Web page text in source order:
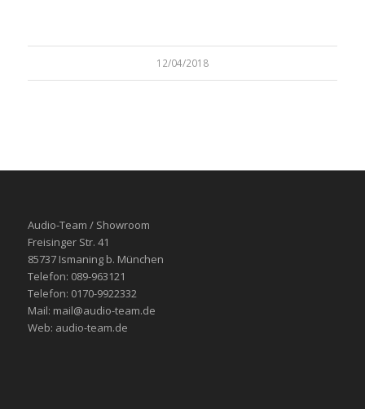
12/04/2018
Audio-Team / Showroom
Freisinger Str. 41
85737 Ismaning b. München
Telefon: 089-963121
Telefon: 0170-9922332
Mail: mail@audio-team.de
Web: audio-team.de